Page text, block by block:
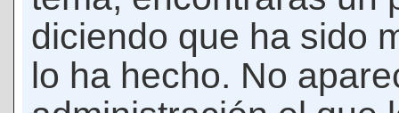
diciendo que ha sido
lo ha hecho. No